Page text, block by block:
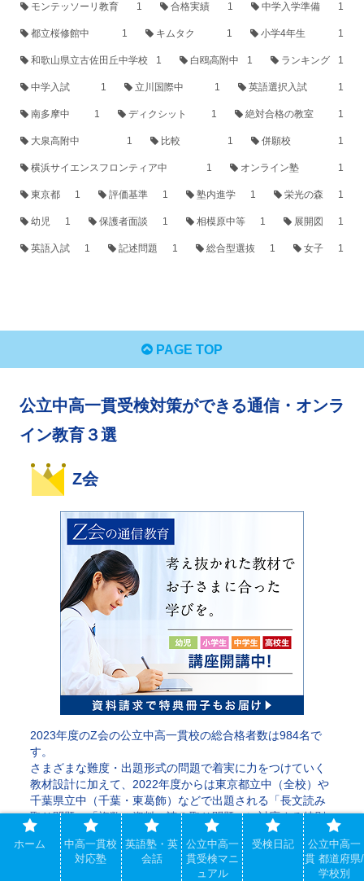
モンテッソーリ教育 1 合格実績 1 中学入学準備 1
都立桜修館中 1 キムタク 1 小学4年生 1
和歌山県立古佐田丘中学校 1 白鴎高附中 1 ランキング 1
中学入試 1 立川国際中 1 英語選択入試 1
南多摩中 1 ディクシット 1 絶対合格の教室 1
大泉高附中 1 比較 1 併願校 1
横浜サイエンスフロンティア中 1 オンライン塾 1
東京都 1 評価基準 1 塾内進学 1 栄光の森 1
幼児 1 保護者面談 1 相模原中等 1 展開図 1
英語入試 1 記述問題 1 総合型選抜 1 女子 1
PAGE TOP
公立中高一貫受検対策ができる通信・オンラ
イン教育３選
Z会
2023年度のZ会の公立中高一貫校の総合格者数は984名で
す。
さまざまな難度・出題形式の問題で着実に力をつけていく
教材設計に加えて、2022年度からは東京都立中（全校）や
千葉県立中（千葉・東葛飾）などで出題される「長文読み
取り問題」「複数の資料の読み取り問題」に対応する特別
回も追加。志望校にあわせた対策が可能です。難解な出題
形式に慣れ、限られた時間で正答にたどり着くためのトレ
ーニングを行います。
ホーム
中高一貫校
対応塾
英語塾・英
会話
公立中高一
貫受検マニ
ュアル
受検日記
公立中高一
貫 都道府県/
学校別